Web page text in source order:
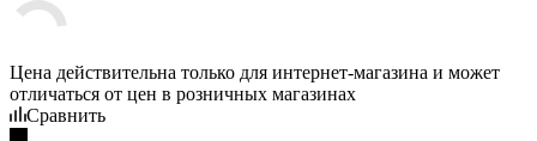
Цена действительна только для интернет-магазина и может
отличаться от цен в розничных магазинах
Сравнить